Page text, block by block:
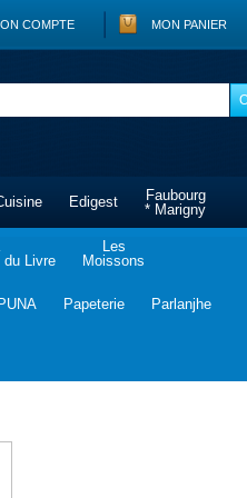
COMPTE MON PANIER
Edigest
Faubourg
* Marigny
du Livre
Les
Moissons
Papeterie Parlanjhe